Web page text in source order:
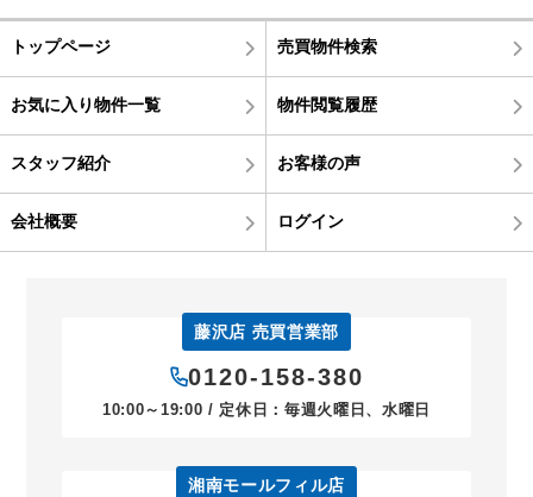
トップページ 売買物件検索
お気に入り物件一覧 物件閲覧履歴
スタッフ紹介 お客様の声
会社概要 ログイン
藤沢店 売買営業部
0120-158-380
10:00～19:00 / 定休日：毎週火曜日、水曜日
湘南モールフィル店